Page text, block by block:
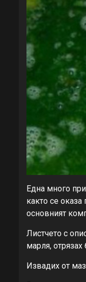
Една много
както се
основният
Листчето с
марля,
Извадих от